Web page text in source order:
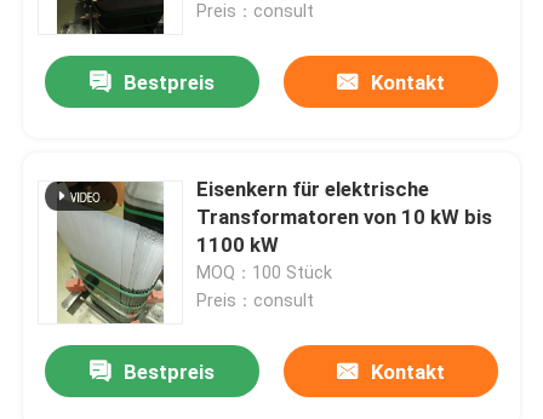
Preis：consult
Bestpreis Kontakt
Eisenkern für elektrische
Transformatoren von 10 kW bis
1100 kW
MOQ：100 Stück
Preis：consult
Bestpreis Kontakt